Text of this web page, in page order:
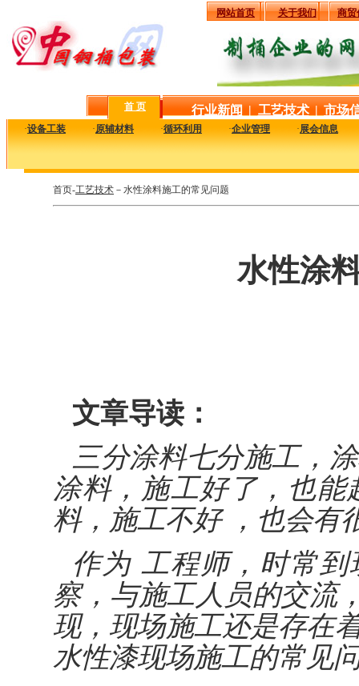
网站首页 关于我们 商贸
首 页 行业新闻 | 工艺技术 | 市场
·设备工装 ·原辅材料 ·循环利用 ·企业管理 ·展会信息
首页-工艺技术 －水性涂料施工的常见问题
水性涂
文章导读：
三分涂料七分施工，
涂料，施工好了，也
料，施工不好 ，也会有
作为 工程师，时常
察，与施工人员的交流
现，现场施工还是存在
水性漆现场施工的常见